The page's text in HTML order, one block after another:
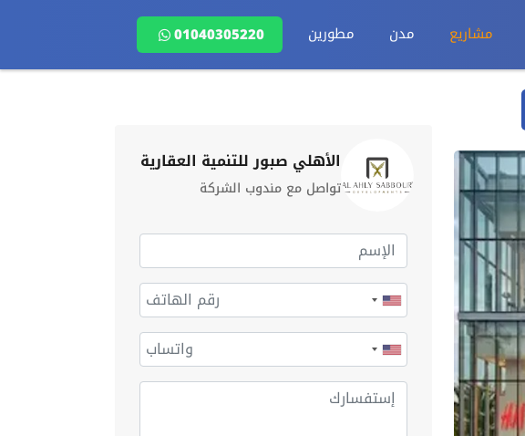
مشاريع مدن مطورين 01040305220
الأهلي صبور للتنمية العقارية
تواصل مع مندوب الشركة